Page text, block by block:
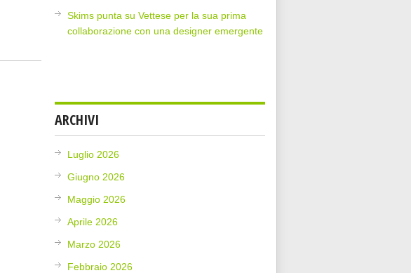
Skims punta su Vettese per la sua prima
collaborazione con una designer emergente
ARCHIVI
Luglio 2026
Giugno 2026
Maggio 2026
Aprile 2026
Marzo 2026
Febbraio 2026